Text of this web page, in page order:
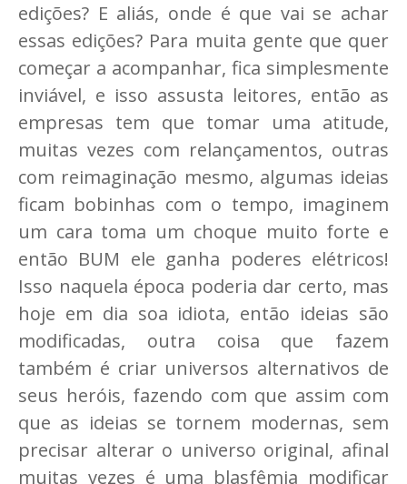
edições? E aliás, onde é que vai se achar
essas edições? Para muita gente que quer
começar a acompanhar, fica simplesmente
inviável, e isso assusta leitores, então as
empresas tem que tomar uma atitude,
muitas vezes com relançamentos, outras
com reimaginação mesmo, algumas ideias
ficam bobinhas com o tempo, imaginem
um cara toma um choque muito forte e
então BUM ele ganha poderes elétricos!
Isso naquela época poderia dar certo, mas
hoje em dia soa idiota, então ideias são
modificadas, outra coisa que fazem
também é criar universos alternativos de
seus heróis, fazendo com que assim com
que as ideias se tornem modernas, sem
precisar alterar o universo original, afinal
muitas vezes é uma blasfêmia modificar